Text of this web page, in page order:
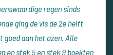
regen sinds
ging de vis de 2e helft
aan het azen. Alle
en stek 5 en stek 9 boekten